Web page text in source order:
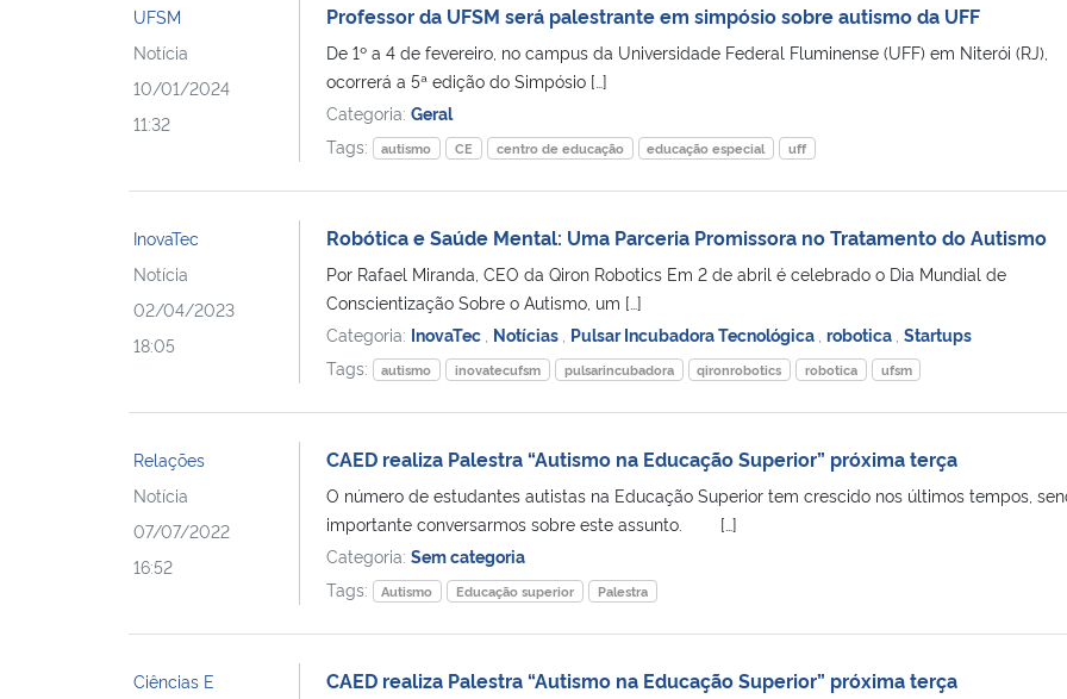
UFSM
Notícia
10/01/2024
11:32
Professor da UFSM será palestrante em simpósio sobre autismo da UFF
De 1º a 4 de fevereiro, no campus da Universidade Federal Fluminense (UFF) em Niterói (RJ),
ocorrerá a 5ª edição do Simpósio […]
Categoria: Geral
Tags:
autismo CE centro de educação educação especial uff
InovaTec
Notícia
02/04/2023
18:05
Robótica e Saúde Mental: Uma Parceria Promissora no Tratamento do Autismo
Por Rafael Miranda, CEO da Qiron Robotics Em 2 de abril é celebrado o Dia Mundial de
Conscientização Sobre o Autismo, um […]
Categoria: InovaTec Notícias Pulsar Incubadora Tecnológica robotica Startups
Tags:
autismo inovatecufsm pulsarincubadora qironrobotics robotica ufsm
Relações
Notícia
07/07/2022
16:52
CAED realiza Palestra “Autismo na Educação Superior” próxima terça
O número de estudantes autistas na Educação Superior tem crescido nos últimos tempos,
importante conversarmos sobre este assunto. […]
Categoria: Sem categoria
Tags:
Autismo Educação superior Palestra
Ciências E
CAED realiza Palestra “Autismo na Educação Superior” próxima terça